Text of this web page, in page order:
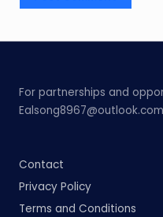
For partnerships and
Ealsong8967@outlook.com
Contact
Privacy Policy
Terms and Conditions